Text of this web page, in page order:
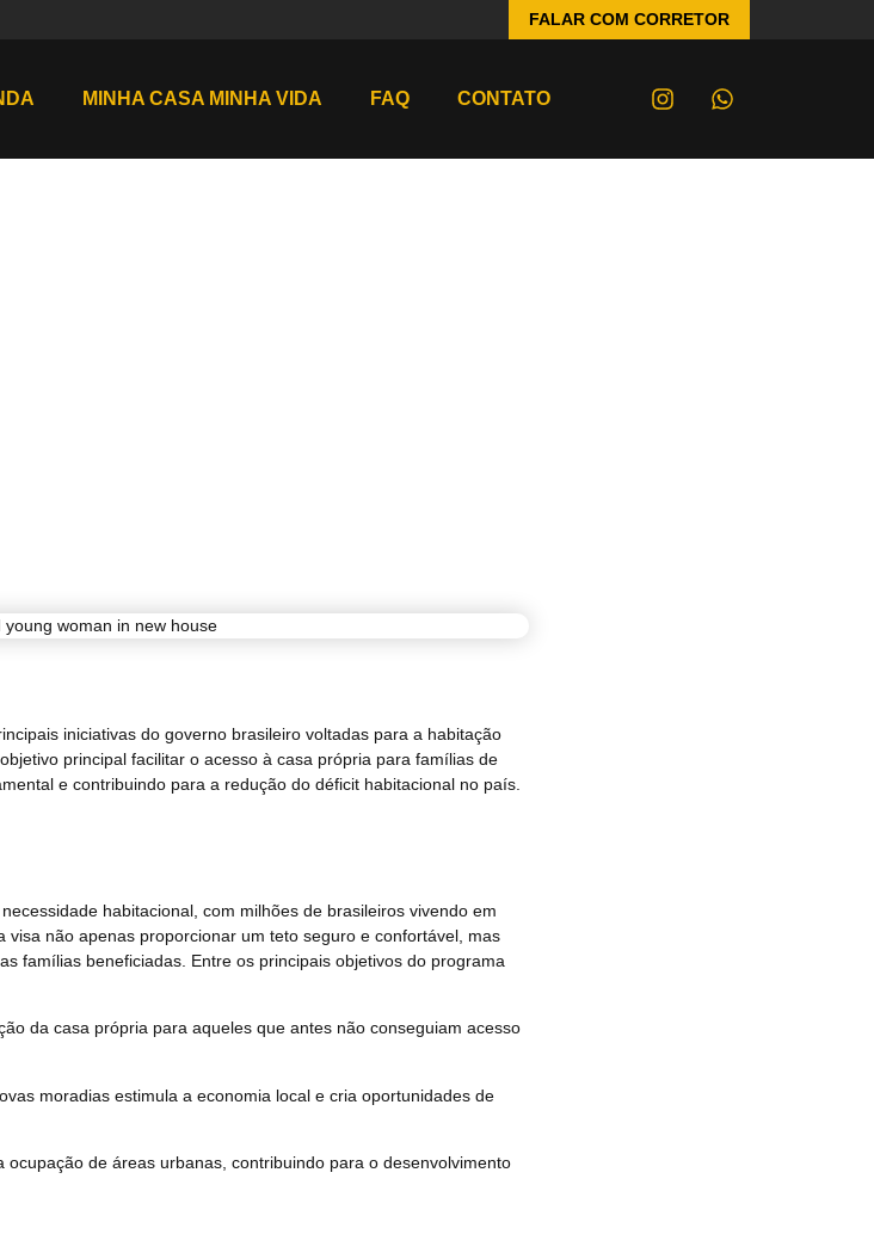
FALAR COM CORRETOR
MINHA CASA MINHA VIDA FAQ CONTATO
iniciativas do governo brasileiro voltadas para a habitação
principal facilitar o acesso à casa própria para famílias de
e contribuindo para a redução do déficit habitacional no país.
habitacional, com milhões de brasileiros vivendo em
não apenas proporcionar um teto seguro e confortável, mas
famílias beneficiadas. Entre os principais objetivos do programa
da casa própria para aqueles que antes não conseguiam acesso
moradias estimula a economia local e cria oportunidades de
de áreas urbanas, contribuindo para o desenvolvimento